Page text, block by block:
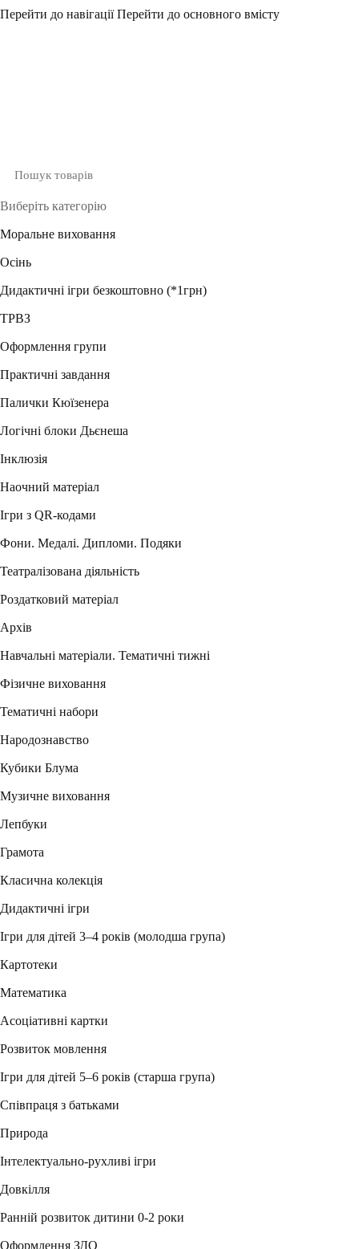
Перейти до навігаціїПерейти до основного вмісту
Виберіть категорію
Моральне виховання
Осінь
Дидактичні ігри безкоштовно (*1грн)
ТРВЗ
Оформлення групи
Практичні завдання
Палички Кюїзенера
Логічні блоки Дьєнеша
Інклюзія
Наочний матеріал
Ігри з QR-кодами
Фони. Медалі. Дипломи. Подяки
Театралізована діяльність
Роздатковий матеріал
Архів
Навчальні матеріали. Тематичні тижні
Фізичне виховання
Тематичні набори
Народознавство
Кубики Блума
Музичне виховання
Лепбуки
Грамота
Класична колекція
Дидактичні ігри
Ігри для дітей 3–4 років (молодша група)
Картотеки
Математика
Асоціативні картки
Розвиток мовлення
Ігри для дітей 5–6 років (старша група)
Співпраця з батьками
Природа
Інтелектуально-рухливі ігри
Довкілля
Ранній розвиток дитини 0-2 роки
Оформлення ЗДО